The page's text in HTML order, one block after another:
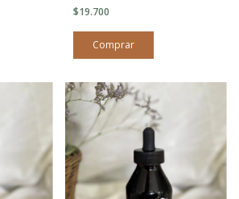
$19.700